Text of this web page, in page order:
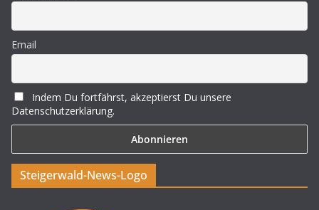
Email
Indem Du fortfährst, akzeptierst Du unsere
Datenschutzerklärung.
Steigerwald-News-Logo